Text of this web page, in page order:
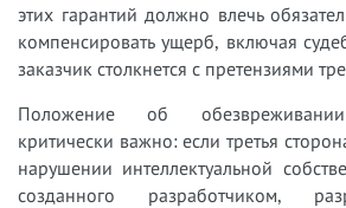
этих гарантий должно влечь
компенсировать ущерб, включая
заказчик столкнется с претензиями
Положение об
критически важно: если третья
нарушении интеллектуальной
созданного разработчиком,